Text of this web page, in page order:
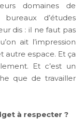
domaines de
d’études
dis : il ne faut pas
ait l’impression
autre espace. Et ça
Et c’est un
que de travailler
à respecter ?